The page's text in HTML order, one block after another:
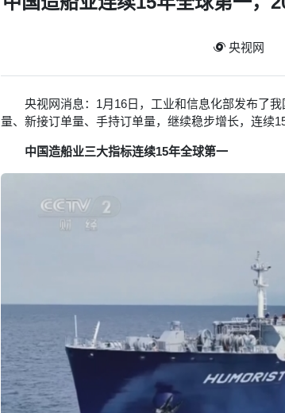
央视网
央视网消息：1月16日，工业和信息化部发布了
量、新接订单量、手持订单量，继续稳步增长，连续
中国造船业三大指标连续15年全球第一